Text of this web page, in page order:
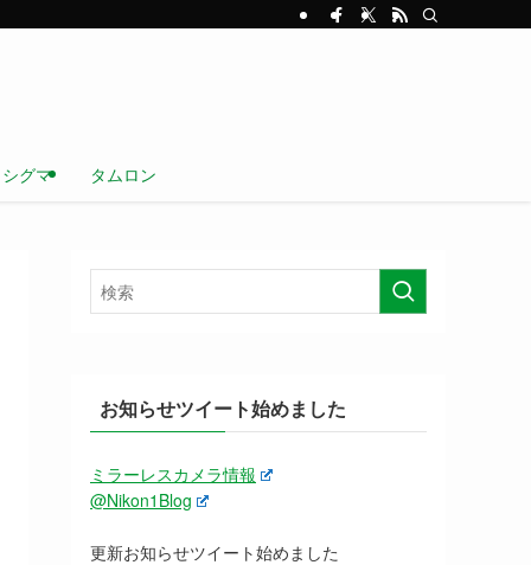
シグマ タムロン
お知らせツイート始めました
ミラーレスカメラ情報
@Nikon1Blog
更新お知らせツイート始めました